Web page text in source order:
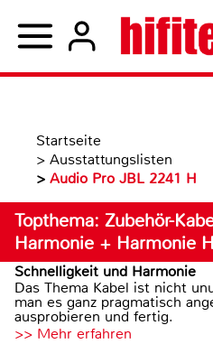
Startseite
> Ausstattungslisten
> Audio Pro JBL 2241 H
Topthema: Zubehör-
Harmonie + Harmonie
Schnelligkeit und Harmonie
Das Thema Kabel ist nicht
man es ganz pragmatisch
ausprobieren und fertig.
>> Mehr erfahren